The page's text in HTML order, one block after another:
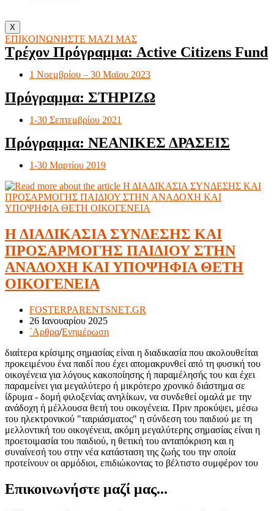
X
ΕΠΙΚΟΙΝΩΝΗΣΤΕ ΜΑΖΙ ΜΑΣ
Τρέχoν Πρόγραμμα: Active Citizens Fund
1 Νοεμβρίου – 30 Μαϊου 2023
Πρόγραμμα: ΣΤΗΡΙΖΩ
1-30 Σεπτεμβρίου 2021
Πρόγραμμα: ΝΕΑΝΙΚΕΣ ΔΡΑΣΕΙΣ
1-30 Μαρτίου 2019
Η ΔΙΑΔΙΚΑΣΙΑ ΣΥΝΔΕΣΗΣ ΚΑΙ
ΠΡΟΣΑΡΜΟΓΗΣ ΠΑΙΔΙΟΥ ΣΤΗΝ
ΑΝΑΔΟΧΗ ΚΑΙ ΥΠΟΨΗΦΙΑ ΘΕΤΗ
ΟΙΚΟΓΕΝΕΙΑ
Post
author:
FOSTERPARENTSNET.GR
Post
published:
26 Ιανουαρίου 2025
Post
΄Αρθρα/Ενημέρωση
διαίτερα κρίσιμης σημασίας είναι η διαδικασία που ακολουθείται
προκειμένου ένα παιδί που έχει απομακρυνθεί από τη φυσική του
οικογένεια για λόγους κακοποίησης ή παραμέλησής του και έχει
παραμείνει για μεγαλύτερο ή μικρότερο χρονικό διάστημα σε
ίδρυμα - δομή φιλοξενίας ανηλίκων, να συνδεθεί ομαλά με την
ανάδοχη ή μέλλουσα θετή του οικογένεια. Πριν προκύψει, μέσω
του ηλεκτρονικού "ταιριάσματος" η σύνδεση του παιδιού με τη
μελλοντική του οικογένεια, ακόμη μεγαλύτερης σημασίας είναι η
προετοιμασία του παιδιού, η θετική του ανταπόκριση και η
συναίνεσή του στην νέα κατάσταση της ζωής του την οποία
προτείνουν οι αρμόδιοι, επιδιώκοντας το βέλτιστο συμφέρον του
Επικοινωνήστε μαζί μας...